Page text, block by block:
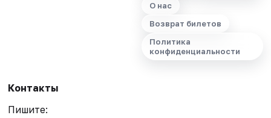
О нас
Возврат билетов
Политика
конфиденциальности
Контакты
Пишите: